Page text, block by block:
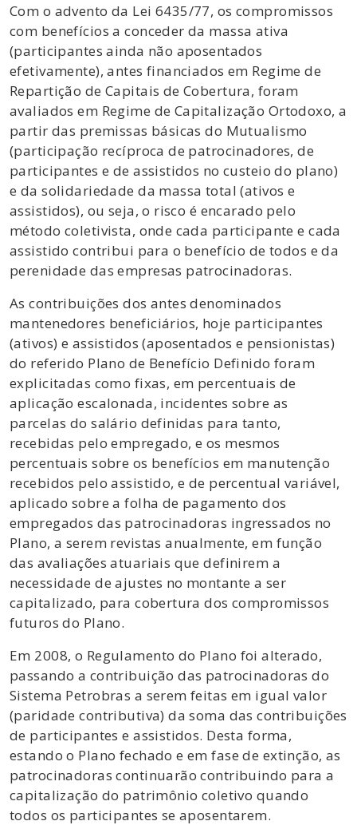
Com o advento da Lei 6435/77, os compromissos
com benefícios a conceder da massa ativa
(participantes ainda não aposentados
efetivamente), antes financiados em Regime de
Repartição de Capitais de Cobertura, foram
avaliados em Regime de Capitalização Ortodoxo, a
partir das premissas básicas do Mutualismo
(participação recíproca de patrocinadores, de
participantes e de assistidos no custeio do plano)
e da solidariedade da massa total (ativos e
assistidos), ou seja, o risco é encarado pelo
método coletivista, onde cada participante e cada
assistido contribui para o benefício de todos e da
perenidade das empresas patrocinadoras.
As contribuições dos antes denominados
mantenedores beneficiários, hoje participantes
(ativos) e assistidos (aposentados e pensionistas)
do referido Plano de Benefício Definido foram
explicitadas como fixas, em percentuais de
aplicação escalonada, incidentes sobre as
parcelas do salário definidas para tanto,
recebidas pelo empregado, e os mesmos
percentuais sobre os benefícios em manutenção
recebidos pelo assistido, e de percentual variável,
aplicado sobre a folha de pagamento dos
empregados das patrocinadoras ingressados no
Plano, a serem revistas anualmente, em função
das avaliações atuariais que definirem a
necessidade de ajustes no montante a ser
capitalizado, para cobertura dos compromissos
futuros do Plano.
Em 2008, o Regulamento do Plano foi alterado,
passando a contribuição das patrocinadoras do
Sistema Petrobras a serem feitas em igual valor
(paridade contributiva) da soma das contribuições
de participantes e assistidos. Desta forma,
estando o Plano fechado e em fase de extinção, as
patrocinadoras continuarão contribuindo para a
capitalização do patrimônio coletivo quando
todos os participantes se aposentarem.